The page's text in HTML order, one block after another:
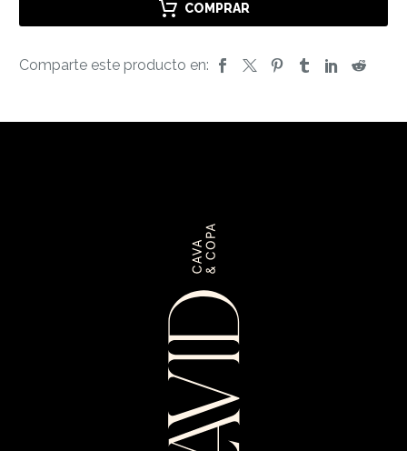
cantidad
COMPRAR
Comparte este producto en: